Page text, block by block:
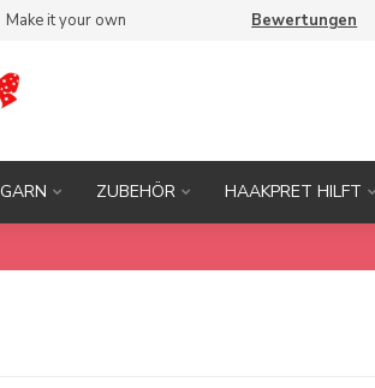
Make it your own Bewertungen
GARN ZUBEHÖR HAAKPRET HILFT